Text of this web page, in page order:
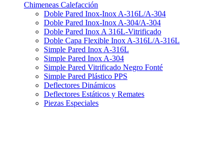
Chimeneas Calefacción
Doble Pared Inox-Inox A-316L/A-304
Doble Pared Inox-Inox A-304/A-304
Doble Pared Inox A 316L-Vitrificado
Doble Capa Flexible Inox A-316L/A-316L
Simple Pared Inox A-316L
Simple Pared Inox A-304
Simple Pared Vitrificado Negro Fonté
Simple Pared Plástico PPS
Deflectores Dinámicos
Deflectores Estáticos y Remates
Piezas Especiales